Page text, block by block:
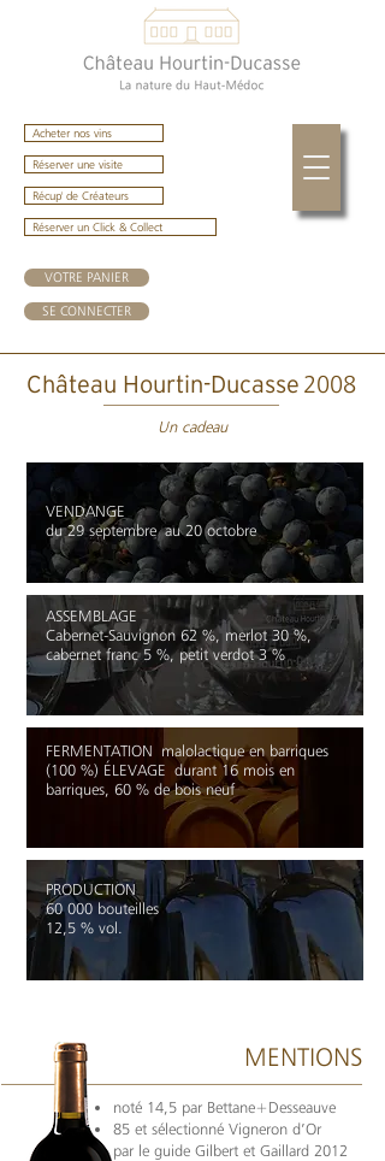
Acheter nos vins
Réserver une visite
Récup' de Créateurs
VOTRE PANIER
Réserver un Click & Collect
SE CONNECTER
Château Hourtin-Ducasse 2008
Un cadeau
FERMENTATION malolactique en barriques
(100 %) ÉLEVAGE durant 16 mois en
barriques, 60 % de bois neuf
PRODUCTION
60 000 bouteilles
12,5 % vol.
ASSEMBLAGE
Cabernet-Sauvignon 62 %, merlot 30 %,
cabernet franc 5 %, petit verdot 3 %
VENDANGE
du 29 septembre au 20 octobre
MENTIONS
noté 14,5 par Bettane+Desseauve
85 et sélectionné Vigneron d’Or
par le guide Gilbert et Gaillard 2012